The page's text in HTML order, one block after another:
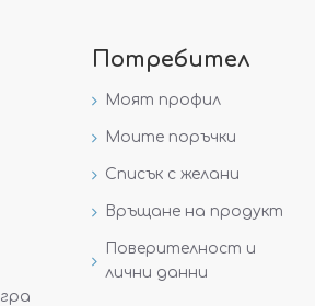
Потребител
Моят профил
Моите поръчки
Списък с желани
Връщане на продукт
Поверителност и
лични данни